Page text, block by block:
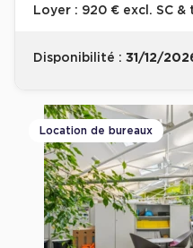
Loyer : 920 € excl. SC
Disponibilité : 31/12/
Location de bureaux